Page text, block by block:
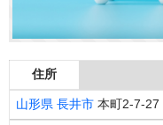
住所
山形県 長井市 本町2-7-27